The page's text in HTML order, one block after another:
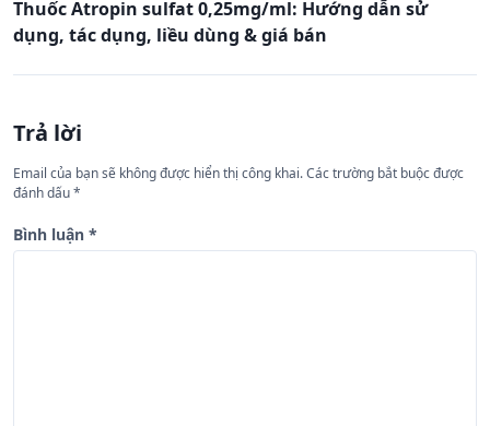
h
ư
n
b
à
i
Thuốc Atropin sulfat 0,25mg/ml: Hướng dẫn sử
dụng, tác dụng, liều dùng & giá bán
Trả lời
Email của bạn sẽ không được hiển thị công khai.Các trường bắt buộc được
đánh dấu*
Bình luận *